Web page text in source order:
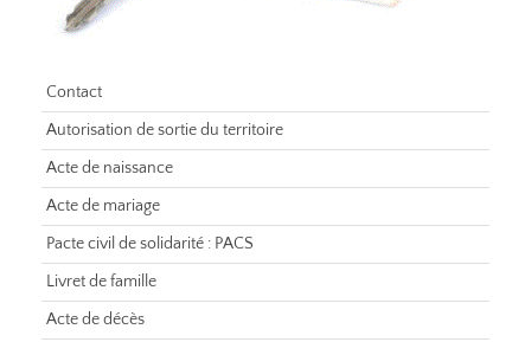
Contact
Autorisation de sortie du territoire
Acte de naissance
Acte de mariage
Pacte civil de solidarité : PACS
Livret de famille
Acte de décès